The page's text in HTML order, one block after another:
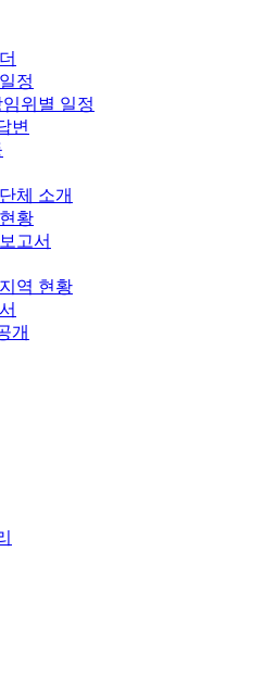
정
위별 일정
변
체 소개
황
고서
역 현황
개